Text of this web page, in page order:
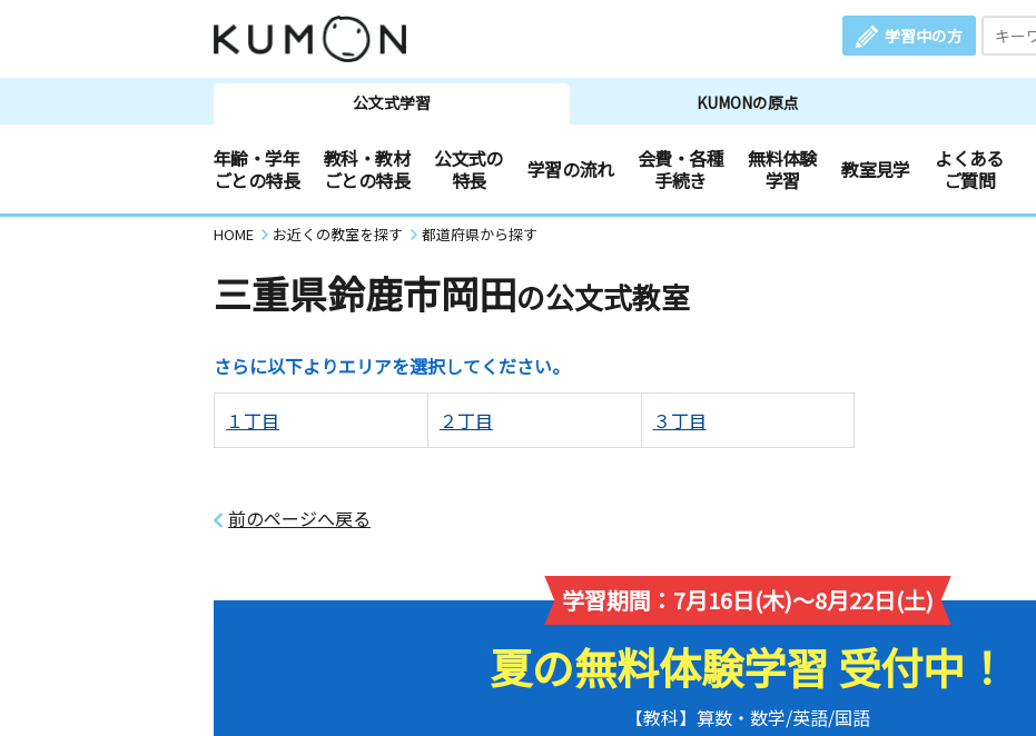
学習中の方
公文式学習 KUMONの原点
年齢・学年
ごとの特長
教科・教材
ごとの特長
公文式の
特長
学習の流れ
会費・各種
手続き
無料体験
学習
教室見学
よくある
ご質問
HOME お近くの教室を探す 都道府県から探す
三重県鈴鹿市岡田の公文式教室
さらに以下よりエリアを選択してください。
１丁目 ２丁目 ３丁目
前のページへ戻る
学習期間：7月16日(木)～8月22日(土)
夏の無料体験学習 受付中！
【教科】算数・数学/英語/国語